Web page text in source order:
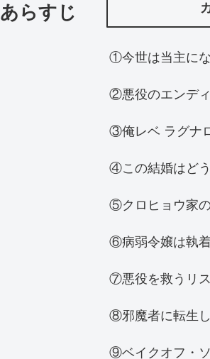
らすじ
①今世は当主に
②悪役のエンデ
③俺レベ ラグナ
④この結婚はど
⑤クロヒョウ家
⑥病弱令嬢は執
⑦悪役を救うリ
⑧邪魔者に転生
⑨ベイクオフ・